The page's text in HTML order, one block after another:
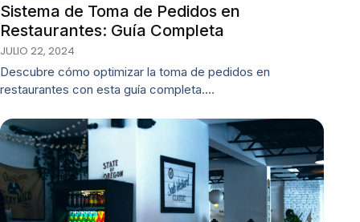
Sistema de Toma de Pedidos en
Restaurantes: Guía Completa
JULIO 22, 2024
Descubre cómo optimizar la toma de pedidos en
restaurantes con esta guía completa.…